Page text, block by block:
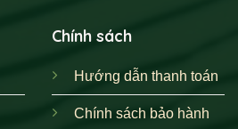
Chính sách
Hướng dẫn thanh toán
Chính sách bảo hành